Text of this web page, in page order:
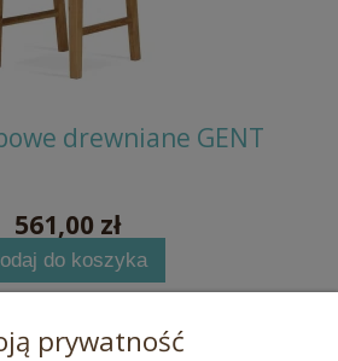
drewniane GENT
561,00 zł
do koszyka
prywatność